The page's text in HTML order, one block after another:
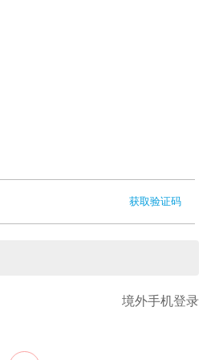
获取验证码
境外手机登录